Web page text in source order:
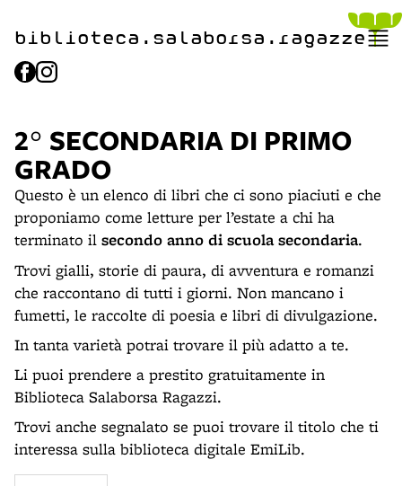
biblioteca.​salaborsa.ragazze
2° SECONDARIA DI PRIMO
GRADO
Questo è un elenco di libri che ci sono piaciuti e che
proponiamo come letture per l’estate a chi ha
terminato il secondo anno di scuola secondaria.
Trovi gialli, storie di paura, di avventura e romanzi
che raccontano di tutti i giorni. Non mancano i
fumetti, le raccolte di poesia e libri di divulgazione.
In tanta varietà potrai trovare il più adatto a te.
Li puoi prendere a prestito gratuitamente in
Biblioteca Salaborsa Ragazzi.
Trovi anche segnalato se puoi trovare il titolo che ti
interessa sulla biblioteca digitale EmiLib.